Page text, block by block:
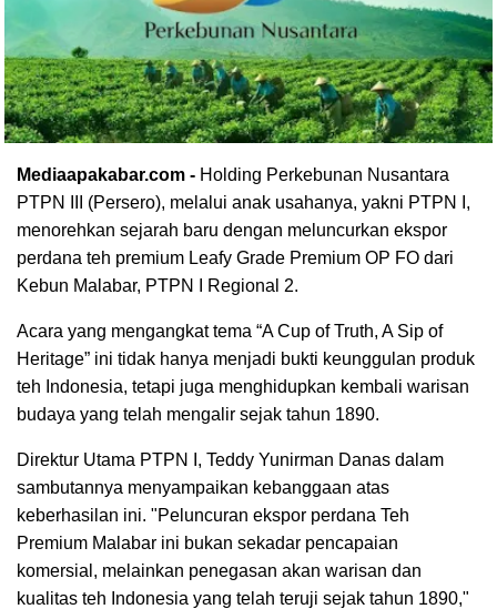
Mediaapakabar.com - Holding Perkebunan Nusantara
PTPN III (Persero), melalui anak usahanya, yakni PTPN I,
menorehkan sejarah baru dengan meluncurkan ekspor
perdana teh premium Leafy Grade Premium OP FO dari
Kebun Malabar, PTPN I Regional 2.
Acara yang mengangkat tema “A Cup of Truth, A Sip of
Heritage” ini tidak hanya menjadi bukti keunggulan produk
teh Indonesia, tetapi juga menghidupkan kembali warisan
budaya yang telah mengalir sejak tahun 1890.
Direktur Utama PTPN I, Teddy Yunirman Danas dalam
sambutannya menyampaikan kebanggaan atas
keberhasilan ini. "Peluncuran ekspor perdana Teh
Premium Malabar ini bukan sekadar pencapaian
komersial, melainkan penegasan akan warisan dan
kualitas teh Indonesia yang telah teruji sejak tahun 1890,"